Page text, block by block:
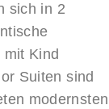
sich in 2
Kind
Suiten sind
modernsten